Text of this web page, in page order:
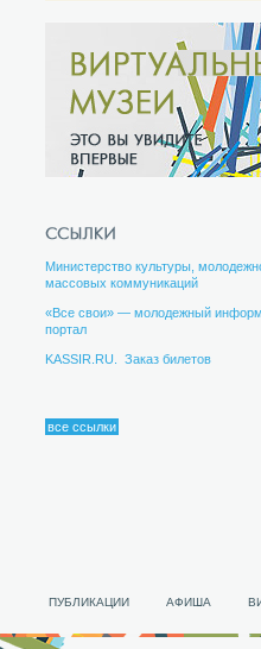
Министерство культуры,
массовых коммуникаций
«Все свои» — молодежный
портал
KASSIR.RU. Заказ билетов
все ссылки
ПУБЛИКАЦИИ АФИША